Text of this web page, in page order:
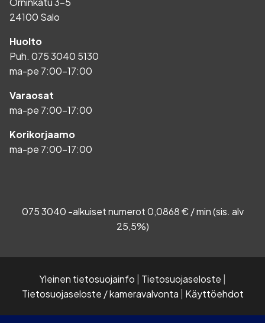
24100 Salo
Huolto
Puh. 075 3040 5130
ma-pe 7:00-17:00
Varaosat
ma-pe 7:00-17:00
Korikorjaamo
ma-pe 7:00-17:00
075 3040 -alkuiset numerot 0,0868 € / min (sis. alv
25,5%)
Yleinen tietosuojainfo Tietosuojaseloste
Tietosuojaseloste / kameravalvonta
Käyttöehdot